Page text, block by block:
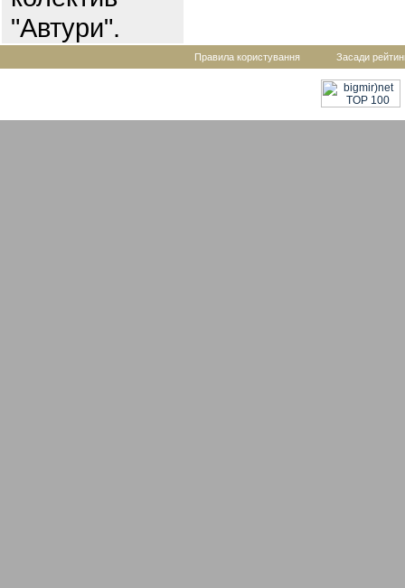
"Автури".
Правила користування Засади